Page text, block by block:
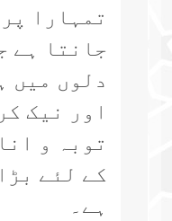
تمہارا
جانتا ہے
دلوں میں
اور نیک
توبہ و
کے لئے
ہے۔